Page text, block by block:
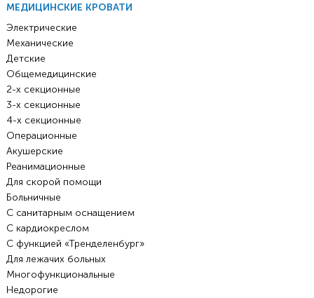
МЕДИЦИНСКИЕ КРОВАТИ
Электрические
Механические
Детские
Общемедицинские
2-х секционные
3-х секционные
4-х секционные
Операционные
Акушерские
Реанимационные
Для скорой помощи
Больничные
С санитарным оснащением
С кардиокреслом
С функцией «Тренделенбург»
Для лежачих больных
Многофункциональные
Недорогие